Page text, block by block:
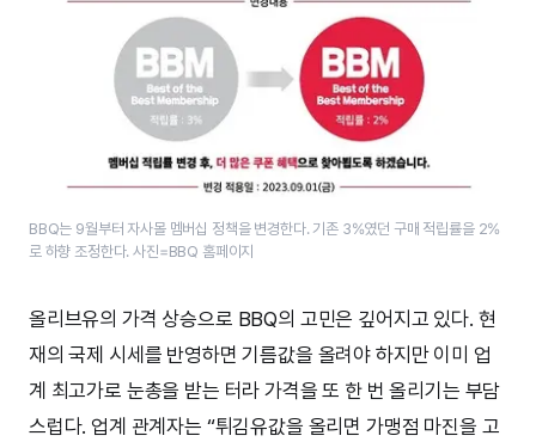
BBQ는 9월부터 자사몰 멤버십 정책을 변경한다. 기존 3%였던 구매 적립률을 2%
로 하향 조정한다. 사진=BBQ 홈페이지
올리브유의 가격 상승으로 BBQ의 고민은 깊어지고 있다. 현
재의 국제 시세를 반영하면 기름값을 올려야 하지만 이미 업
계 최고가로 눈총을 받는 터라 가격을 또 한 번 올리기는 부담
스럽다. 업계 관계자는 “튀김유값을 올리면 가맹점 마진을 고